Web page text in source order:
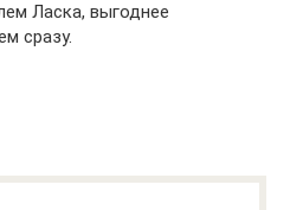
Ласка, выгоднее
сразу.